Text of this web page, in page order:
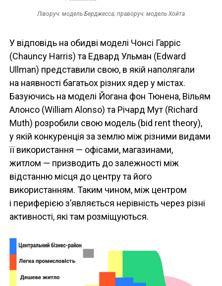
Ліворуч: модель Берджесса; праворуч: модель Хойта
У відповідь на обидві моделі Чонсі Гарріс
(Chauncy Harris) та Едвард Ульман (Edward
Ullman) представили свою, в якій наполягали
на наявності багатьох різних ядер у містах.
Базуючись на моделі Йогана фон Тюнена, Вільям
Алонсо (William Alonso) та Річард Мут (Richard
Muth) розробили свою модель (bid rent theory),
у якій конкуренція за землю між різними видами
її використання — офісами, магазинами,
житлом — призводить до залежності між
відстанню місця до центру та його
використанням. Таким чином, між центром
і периферією з’являється нерівність через різні
активності, які там розміщуються.